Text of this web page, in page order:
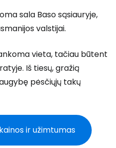
sala Baso sąsiauryje,
valstijai.
vieta, tačiau būtent
Iš tiesų, gražią
pėsčiųjų takų
ir užimtumas